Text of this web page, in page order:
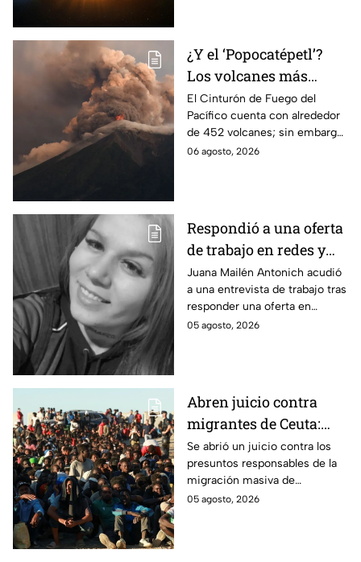
¿Y el ‘Popocatépetl’?
Los volcanes más
activos del Cinturón de
Fuego
El Cinturón de Fuego del
Pacífico cuenta con alrededor
de 452 volcanes; sin embargo,
solo algunos de ellos presentan
06 agosto, 2026
Respondió a una oferta
de trabajo en redes y
nunca volvió: La
historia detrás del
feminicidio de Juana
Mailén Antonich
Juana Mailén Antonich acudió
a una entrevista de trabajo tras
responder una oferta en
Facebook; fue hallada sin vida
05 agosto, 2026
Abren juicio contra
migrantes de Ceuta:
Son acusados de
provocar éxodo de más
de 70 mil personas
Se abrió un juicio contra los
presuntos responsables de la
migración masiva de
Marruecos a España en la
05 agosto, 2026